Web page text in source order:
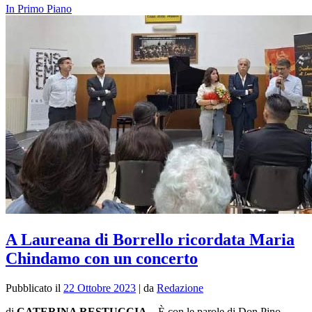
In Primo Piano
A Laureana di Borrello ricordata Maria
Chindamo con un concerto
Pubblicato il 22 Ottobre 2023 | da Redazione